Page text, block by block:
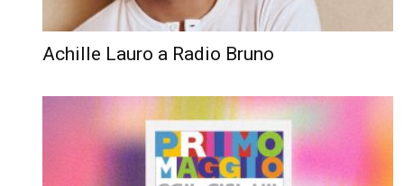
Achille Lauro a Radio Bruno